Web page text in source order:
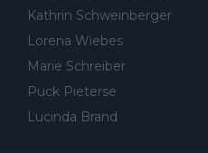
Kathrin Schweinberger
Lorena Wiebes
Marie Schreiber
Puck Pieterse
Lucinda Brand